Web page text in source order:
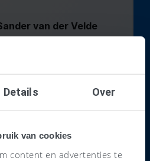
Details Over
van cookies
content en advertenties te
van der Velde